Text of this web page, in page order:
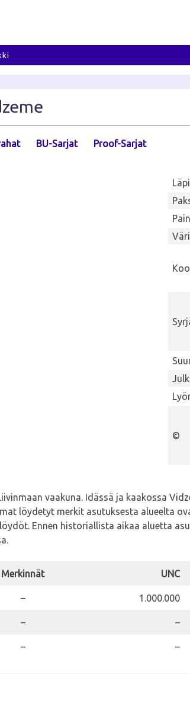
BU-Sarjat Proof-Sarjat
©
vaakuna. Idässä ja kaakossa
löydetyt merkit asutuksesta alueelta
Ennen historiallista aikaa aluetta
Merkinnät UNC
– 1.000.000
– –
– –